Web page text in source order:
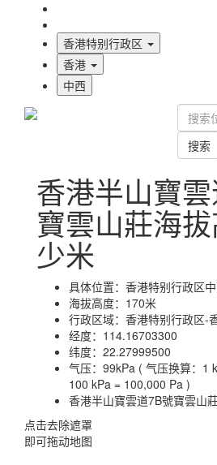
香港特别行政区
香港
中西
搜索
香港半山寶
寶雲山莊海
少米
具体位置： 香港特别行政区
海拔高度： 170米
行政区域： 香港特别行政区-
经度： 114.16703300
纬度： 22.27999500
气压： 99kPa ( 气压换算：1
100 kPa = 100,000 Pa )
香港半山寶雲道7B號寶雲山
点击去除遮罩
即可拖动地图